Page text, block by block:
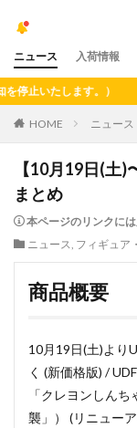
ニュース 入荷情報
ます。）
HOME ニュース
【10月19日(土
まとめ
本ページのリンクに
ニュース, フィギュア
商品概要
10月19日(土)より
く (新価格版) /
「クレヨンしん
襲」） (リニュー